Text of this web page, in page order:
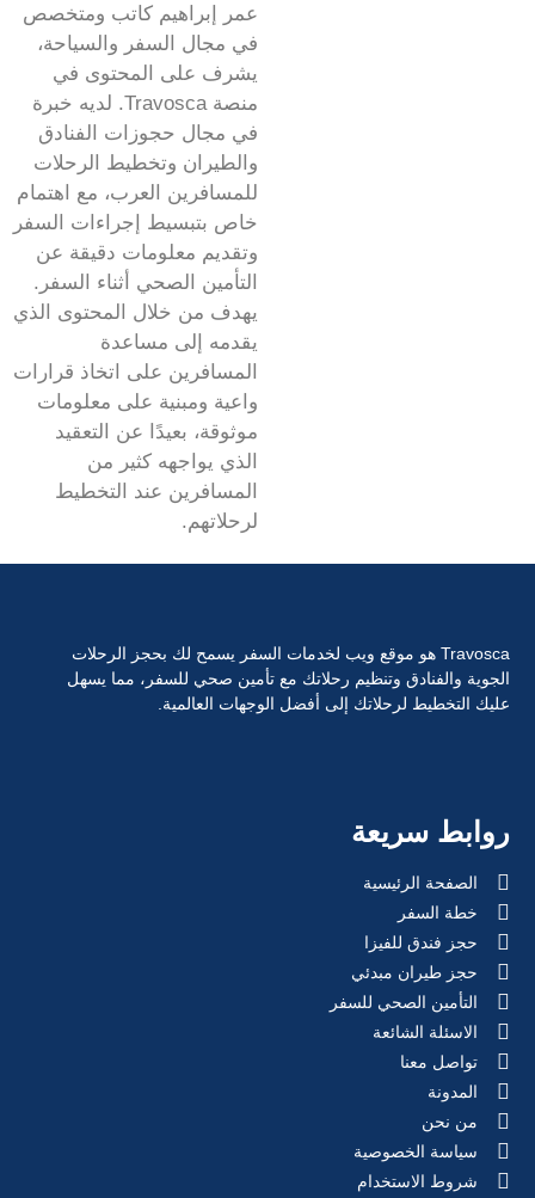
عمر إبراهيم كاتب ومتخصص
في مجال السفر والسياحة،
يشرف على المحتوى في
منصة Travosca. لديه خبرة
في مجال حجوزات الفنادق
والطيران وتخطيط الرحلات
للمسافرين العرب، مع اهتمام
خاص بتبسيط إجراءات السفر
وتقديم معلومات دقيقة عن
التأمين الصحي أثناء السفر.
يهدف من خلال المحتوى الذي
يقدمه إلى مساعدة
المسافرين على اتخاذ قرارات
واعية ومبنية على معلومات
موثوقة، بعيدًا عن التعقيد
الذي يواجهه كثير من
المسافرين عند التخطيط
لرحلاتهم.
Travosca هو موقع ويب لخدمات السفر يسمح لك بحجز الرحلات
الجوية والفنادق وتنظيم رحلاتك مع تأمين صحي للسفر، مما يسهل
عليك التخطيط لرحلاتك إلى أفضل الوجهات العالمية.
روابط سريعة
الصفحة الرئيسية
خطة السفر
حجز فندق للفيزا
حجز طيران مبدئي
التأمين الصحي للسفر
الاسئلة الشائعة
تواصل معنا
المدونة
من نحن
سياسة الخصوصية
شروط الاستخدام